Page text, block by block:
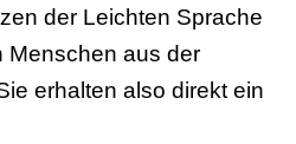
der Leichten Sprache
Menschen aus der
erhalten also direkt ein